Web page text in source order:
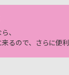
、
るので、さらに便利